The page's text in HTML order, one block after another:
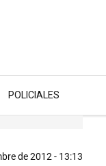
POLICIALES
de 2012 - 13:13